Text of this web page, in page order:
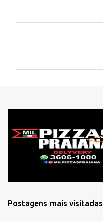
t
r
s
Postagens mais visitadas